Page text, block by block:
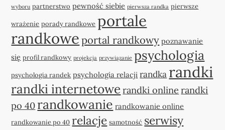
wyboru partnerstwo pewność siebie pierwsza randka pierwsze
wrażenie porady randkowe portale
randkowe portal randkowy poznawanie
się profil randkowy projekcja przywiązanie psychologia
psychologia randek psychologia relacji randka randki
randki internetowe randki online randki
po 40 randkowanie randkowanie online
randkowanie po 40 relacje samotność serwisy